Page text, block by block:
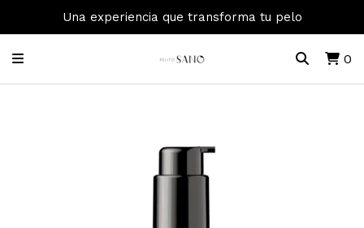
Una experiencia que transforma tu pelo
0